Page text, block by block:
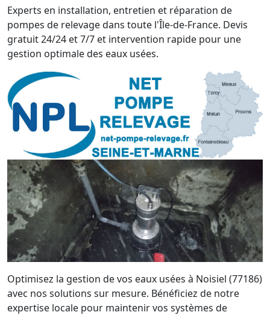
Experts en installation, entretien et réparation de
pompes de relevage dans toute l'Île-de-France. Devis
gratuit 24/24 et 7/7 et intervention rapide pour une
gestion optimale des eaux usées.
Optimisez la gestion de vos eaux usées à Noisiel (77186)
avec nos solutions sur mesure. Bénéficiez de notre
expertise locale pour maintenir vos systèmes de